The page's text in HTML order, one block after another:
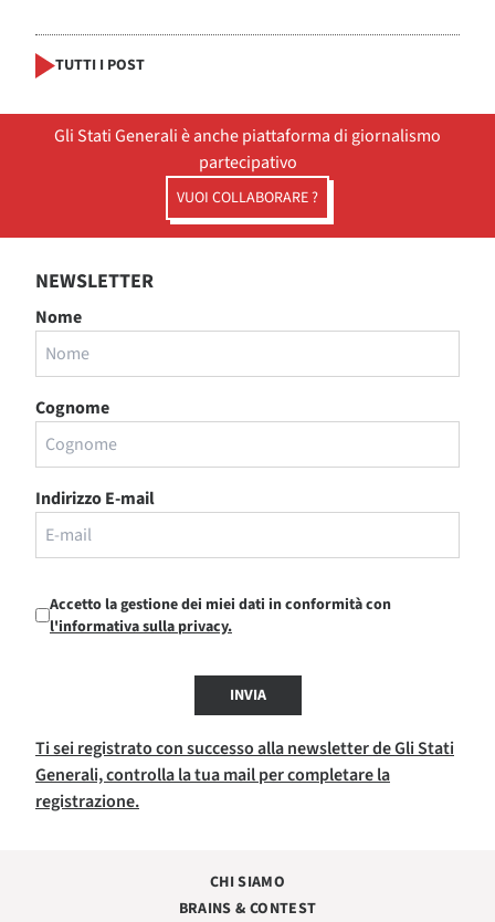
TUTTI I POST
Gli Stati Generali è anche piattaforma di giornalismo
partecipativo
VUOI COLLABORARE ?
NEWSLETTER
Nome
Cognome
Indirizzo E-mail
Accetto la gestione dei miei dati in conformità con
l'informativa sulla privacy.
INVIA
Ti sei registrato con successo alla newsletter de Gli Stati
Generali, controlla la tua mail per completare la
registrazione.
CHI SIAMO
BRAINS & CONTEST